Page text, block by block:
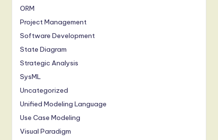
ORM
Project Management
Software Development
State Diagram
Strategic Analysis
SysML
Uncategorized
Unified Modeling Language
Use Case Modeling
Visual Paradigm